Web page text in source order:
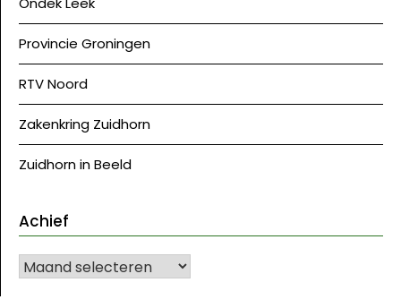
Provincie Groningen
RTV Noord
Zakenkring Zuidhorn
Zuidhorn in Beeld
Achief
Achief